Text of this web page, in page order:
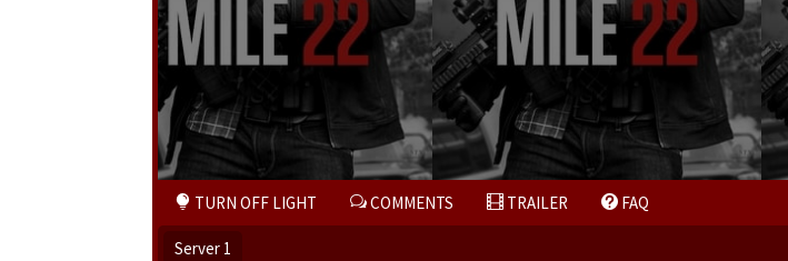
TURN OFF LIGHT COMMENTS TRAILER FAQ
Server 1